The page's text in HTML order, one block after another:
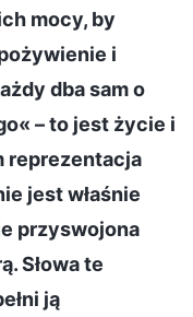
mocy, by
i
dba sam o
– to jest życie i
reprezentacja
jest właśnie
przyswojona
Słowa te
ją